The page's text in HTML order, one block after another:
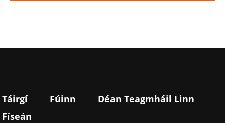
Táirgí Fúinn
Déan Teagmháil Linn
Físeán